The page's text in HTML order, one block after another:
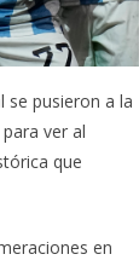
se pusieron a la
ver al
que
en